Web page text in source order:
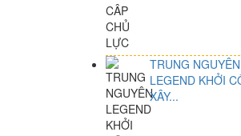
TRUNG NGUYÊN
LEGEND KHỞI
XÂY...